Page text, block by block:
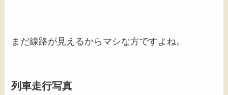
まだ線路が見えるからマシな方ですよね。
列車走行写真